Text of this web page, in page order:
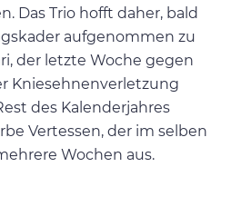
Das Trio hofft daher, bald
aufgenommen zu
der letzte Woche gegen
Kniesehnenverletzung
des Kalenderjahres
Vertessen, der im selben
Wochen aus.